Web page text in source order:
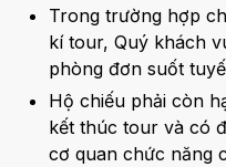
Trong trường hợp
kí tour, Quý khách
phòng đơn suốt
Hộ chiếu phải còn
kết thúc tour và có
cơ quan chức năng